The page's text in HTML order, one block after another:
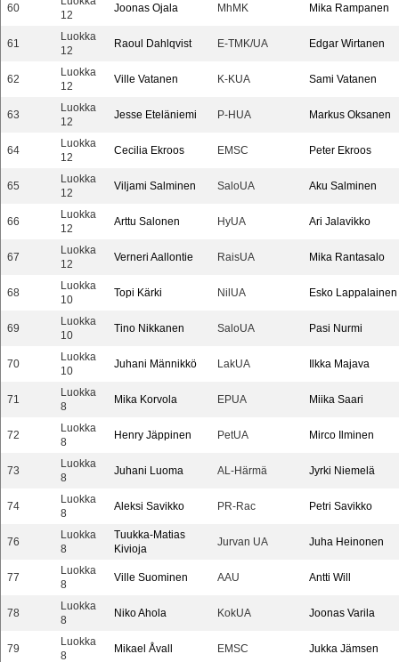
60
12
Joonas Ojala MhMK Mika Rampanen
61
Luokka
12
Raoul Dahlqvist E-TMK/UA Edgar Wirtanen
62
Luokka
12
Ville Vatanen K-KUA Sami Vatanen
63
Luokka
12
Jesse Eteläniemi P-HUA Markus Oksanen
64
Luokka
12
Cecilia Ekroos EMSC Peter Ekroos
65
Luokka
12
Viljami Salminen SaloUA Aku Salminen
66
Luokka
12
Arttu Salonen HyUA Ari Jalavikko
67
Luokka
12
Verneri Aallontie RaisUA Mika Rantasalo
68
Luokka
10
Topi Kärki NilUA Esko Lappalainen
69
Luokka
10
Tino Nikkanen SaloUA Pasi Nurmi
70
Luokka
10
Juhani Männikkö LakUA Ilkka Majava
71
Luokka
8
Mika Korvola EPUA Miika Saari
72
Luokka
8
Henry Jäppinen PetUA Mirco Ilminen
73
Luokka
8
Juhani Luoma AL-Härmä Jyrki Niemelä
74
Luokka
8
Aleksi Savikko PR-Rac Petri Savikko
76
Luokka
8
Tuukka-Matias
Kivioja
Jurvan UA Juha Heinonen
77
Luokka
8
Ville Suominen AAU Antti Will
78
Luokka
8
Niko Ahola KokUA Joonas Varila
79
Luokka
8
Mikael Åvall EMSC Jukka Jämsen